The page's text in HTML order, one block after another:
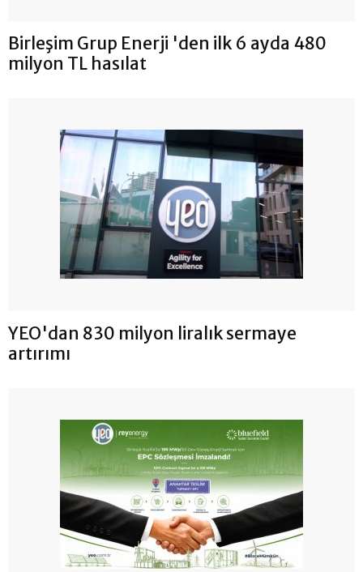
Birleşim Grup Enerji 'den ilk 6 ayda 480
milyon TL hasılat
YEO'dan 830 milyon liralık sermaye
artırımı